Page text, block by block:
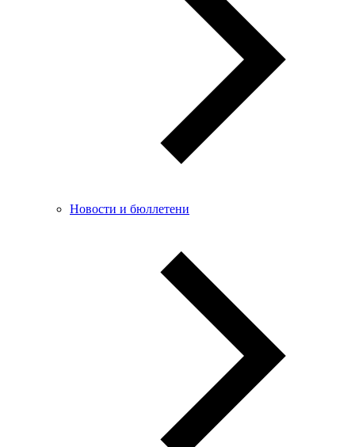
Новости и бюллетени